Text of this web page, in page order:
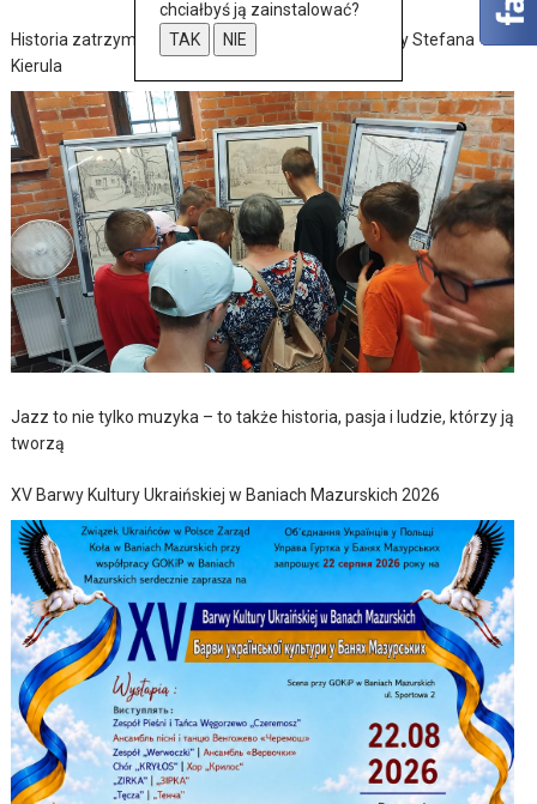
Historia zatrzymana w szkicach – wernisaż wystawy Stefana
Kierula
Jazz to nie tylko muzyka – to także historia, pasja i ludzie, którzy ją
tworzą
XV Barwy Kultury Ukraińskiej w Baniach Mazurskich 2026
chciałbyś ją zainstalować?
TAK
NIE